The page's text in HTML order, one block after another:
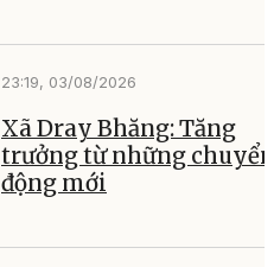
23:19, 03/08/2026
Xã Dray Bhăng: Tăng
trưởng từ những chuyển
động mới